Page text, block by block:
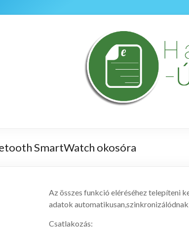
SmartWatch okosóra
Az összes funkció eléréséhez telepíteni
adatok
Csatlakozás: